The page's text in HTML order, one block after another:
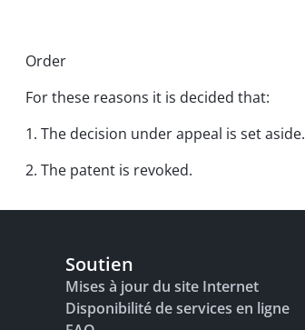
Order
For these reasons it is decided that:
1. The decision under appeal is set aside.
2. The patent is revoked.
Soutien
Mises à jour du site Internet
Disponibilité de services en ligne